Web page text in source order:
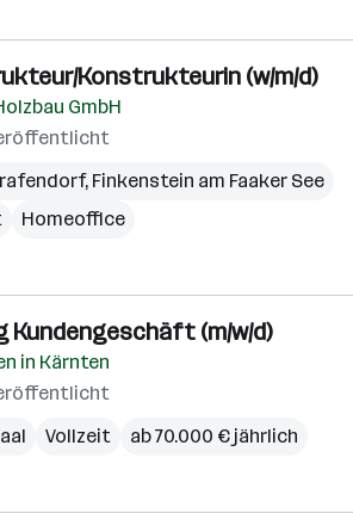
Konstrukteurin (w/m/d)
GmbH
, Finkenstein am Faaker See
Homeoffice
Kundengeschäft (m/w/d)
in Kärnten
Vollzeit ab 70.000 € jährlich